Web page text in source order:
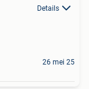
Details
26 mei 25